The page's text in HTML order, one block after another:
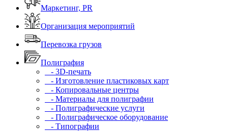
Маркетинг, PR
Организация мероприятий
Перевозка грузов
Полиграфия
- 3D-печать
- Изготовление пластиковых карт
- Копировальные центры
- Материалы для полиграфии
- Полиграфические услуги
- Полиграфическое оборудование
- Типографии